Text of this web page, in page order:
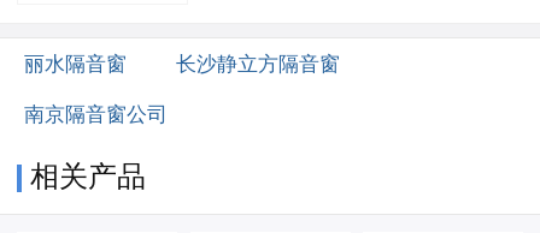
丽水隔音窗 长沙静立方隔音窗
南京隔音窗公司
相关产品